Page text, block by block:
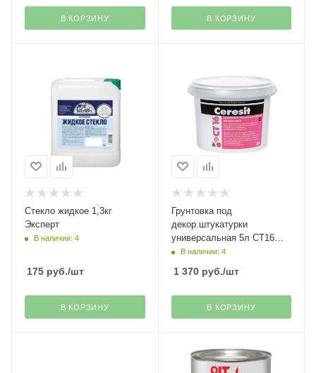
В КОРЗИНУ В КОРЗИНУ
Стекло жидкое 1,3кг
Эксперт
В наличии: 4
175 руб./шт
В КОРЗИНУ
Грунтовка под
декор.штукатурки
универсальная 5л СТ16
Ceresit Henkel
В наличии: 4
1 370руб./шт
В КОРЗИНУ